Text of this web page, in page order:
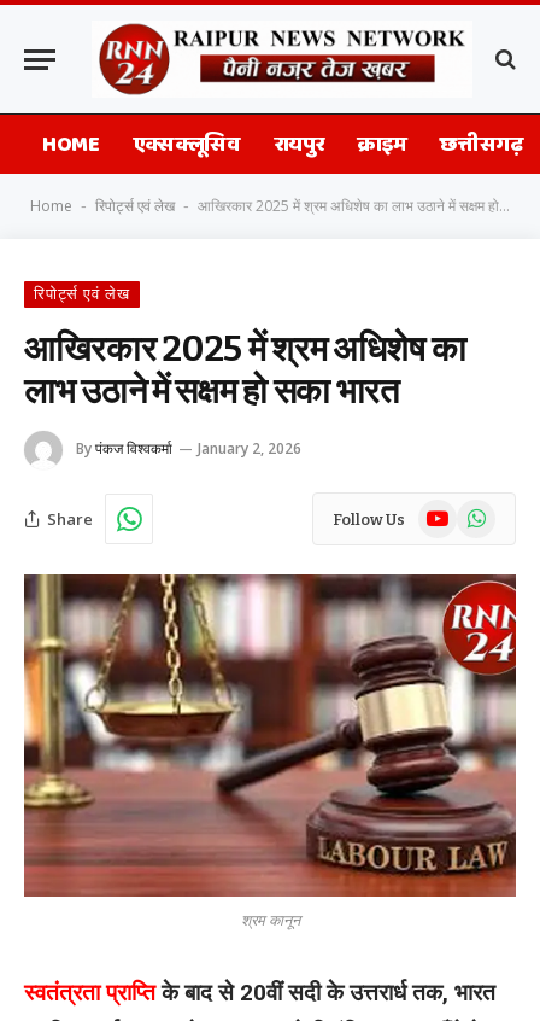
HOME एक्सक्लूसिव रायपुर क्राइम छत्तीसगढ़
Home - रिपोर्ट्स एवं लेख - आखिरकार 2025 में श्रम अधिशेष का लाभ उठाने में सक्षम हो सका भारत
रिपोर्ट्स एवं लेख
आखिरकार 2025 में श्रम अधिशेष का
लाभ उठाने में सक्षम हो सका भारत
Byपंकज विश्वकर्मा January 2, 2026
Share Follow Us YouTubeWhatsApp
श्रम कानून
स्वतंत्रता प्राप्तिके बाद से 20वीं सदी के उत्तरार्ध तक, भारत